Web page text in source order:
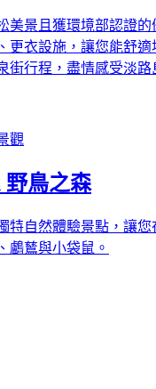
美景且獲環境部認證
更衣設施，讓您能舒
街行程，盡情感受淡路
觀
野鳥之森
特自然體驗景點，讓您
鸕鶿與小袋鼠。